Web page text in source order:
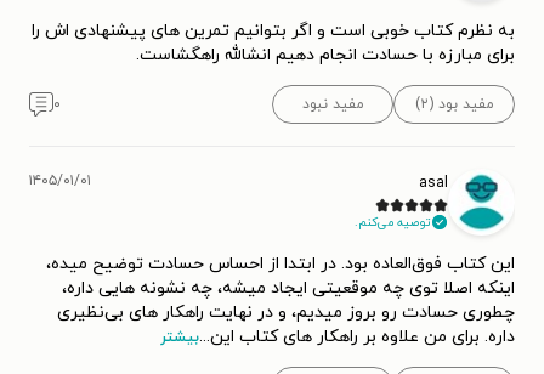
به نظرم کتاب خوبی است و اگر بتوانیم تمرین های پیشنهادی اش را
برای مبارزه با حسادت انجام دهیم انشالله راهگشاست.
مفید بود (۲) مفید نبود ۰
asal
توصیه می‌کنم.
۱۴۰۵/۰۱/۰۱
این کتاب فوق‌العاده بود. در ابتدا از احساس حسادت توضیح میده،
اینکه اصلا توی چه موقعیتی ایجاد میشه، چه نشونه هایی داره،
چطوری حسادت رو بروز میدیم، و در نهایت راهکار های بی‌نظیری
داره. برای من علاوه بر راهکار های کتاب این...بیشتر